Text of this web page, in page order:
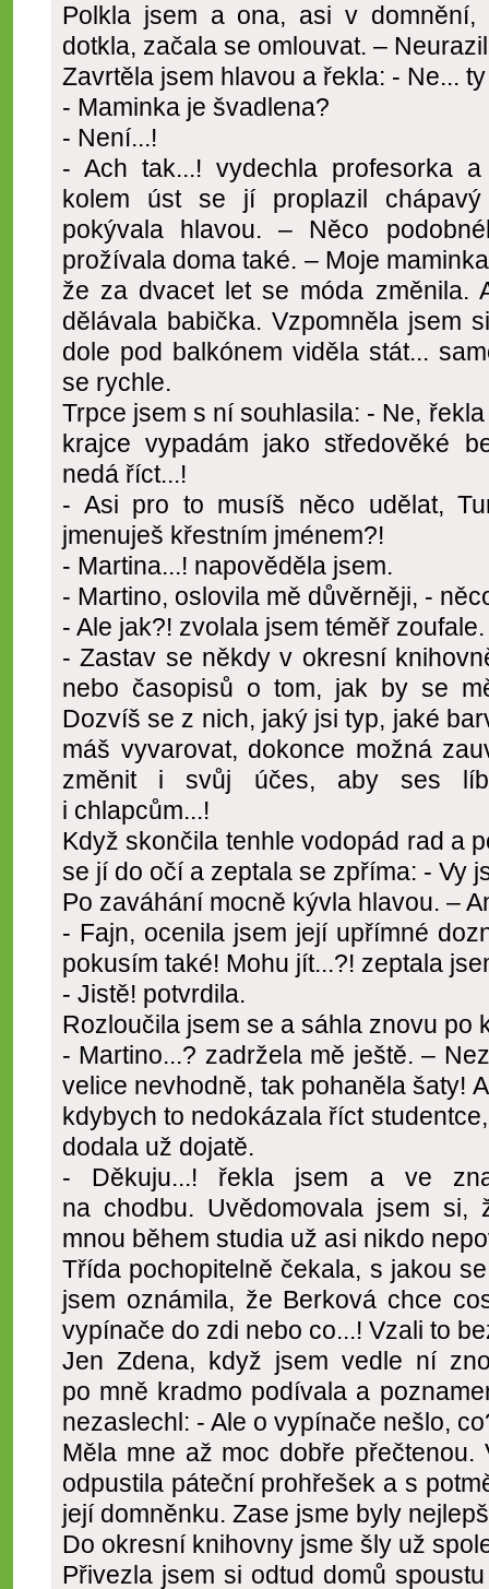
Polkla jsem a ona, asi v
dotkla, začala se omlouvat. –
Zavrtěla jsem hlavou a řekla: - Ne...
- Maminka je švadlena?
- Není...!
- Ach tak...! vydechla profesorka
kolem úst se jí proplazil
pokývala hlavou. – Něco
prožívala doma také. – Moje
že za dvacet let se móda změnila.
dělávala babička. Vzpomněla jsem
dole pod balkónem viděla stát...
se rychle.
Trpce jsem s ní souhlasila: - Ne,
krajce vypadám jako středověké
nedá říct...!
- Asi pro to musíš něco udělat,
jmenuješ křestním jménem?!
- Martina...! napověděla jsem.
- Martino, oslovila mě důvěrněji, -
- Ale jak?! zvolala jsem téměř zoufale.
- Zastav se někdy v okresní
nebo časopisů o tom, jak by se
Dozvíš se z nich, jaký jsi typ, jaké
máš vyvarovat, dokonce možná
změnit i svůj účes, aby ses
i chlapcům...!
Když skončila tenhle vodopád rad a
se jí do očí a zeptala se zpříma: - Vy
Po zaváhání mocně kývla hlavou. –
- Fajn, ocenila jsem její upřímné
pokusím také! Mohu jít...?! zeptala
- Jistě! potvrdila.
Rozloučila jsem se a sáhla znovu po
- Martino...? zadržela mě ještě. –
velice nevhodně, tak pohaněla šaty!
kdybych to nedokázala říct
dodala už dojatě.
- Děkuju...! řekla jsem a ve
na chodbu. Uvědomovala jsem si,
mnou během studia už asi nikdo
Třída pochopitelně čekala, s jakou
jsem oznámila, že Berková chce
vypínače do zdi nebo co...! Vzali to
Jen Zdena, když jsem vedle ní
po mně kradmo podívala a
nezaslechl: - Ale o vypínače nešlo,
Měla mne až moc dobře
odpustila páteční prohřešek a s
její domněnku. Zase jsme byly
Do okresní knihovny jsme šly už
Přivezla jsem si odtud domů